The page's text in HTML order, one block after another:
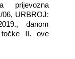
prijevozna
06, URBROJ:
danom
točke II. ove